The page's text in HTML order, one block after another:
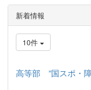
新着情報
10件
高等部 ”国スポ・